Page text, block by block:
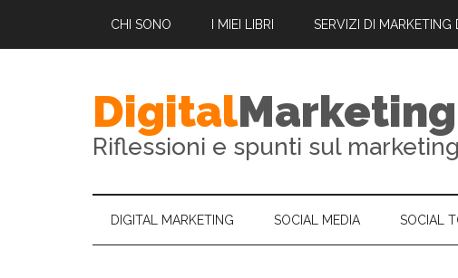
CHI SONO I MIEI LIBRI SERVIZI DI MARKETING
DigitalMarketing
Riflessioni e spunti sul
DIGITAL MARKETING SOCIAL MEDIA SOCIAL